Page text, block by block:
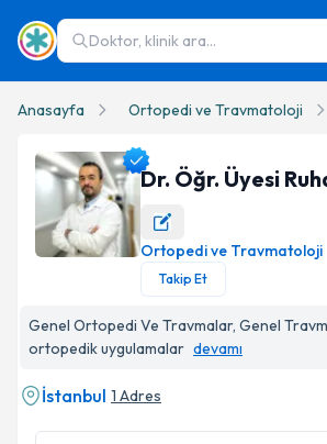
Doktor, klinik ara...
Anasayfa Ortopedi ve Travmatoloji
Dr. Öğr. Üyesi Ruhat Ünlü Profil
Dr. Öğr. Üyesi
Ortopedi ve Travmatoloji
Takip Et
Genel Ortopedi Ve Travmalar, Genel
ortopedik uygulamalar devamı
İstanbul 1 Adres